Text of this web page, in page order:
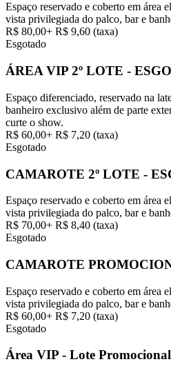
Espaço reservado e coberto em área
vista privilegiada do palco, bar e
R$ 80,00+ R$ 9,60 (taxa)
Esgotado
ÁREA VIP 2º LOTE -
Espaço diferenciado, reservado na
banheiro exclusivo além de parte
curte o show.
R$ 60,00+ R$ 7,20 (taxa)
Esgotado
CAMAROTE 2º LOTE -
Espaço reservado e coberto em área
vista privilegiada do palco, bar e
R$ 70,00+ R$ 8,40 (taxa)
Esgotado
CAMAROTE
Espaço reservado e coberto em área
vista privilegiada do palco, bar e
R$ 60,00+ R$ 7,20 (taxa)
Esgotado
Área VIP - Lote